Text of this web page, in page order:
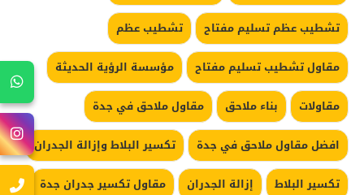
تشطيب عظم تسليم مفتاح
تشطيب عظم
مقاول تشطيب تسليم مفتاح
مؤسسة الرؤية الحديثة
مقاولات
بناء ملاحق
مقاول ملاحق في جدة
افضل مقاول ملاحق في جدة
تكسير البلاط وإزالة الجدران
تكسير البلاط
إزالة الجدران
مقاول تكسير جدران جدة